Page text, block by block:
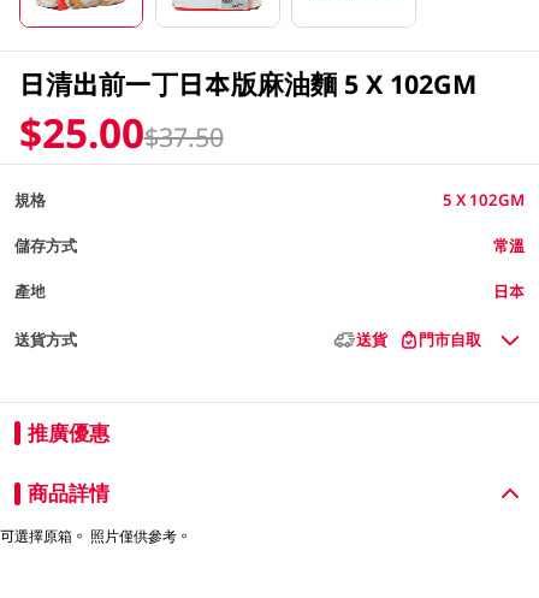
日清出前一丁日本版麻油麵 5 X 102GM
$25.00$37.50
規格 5 X 102GM
儲存方式 常溫
產地 日本
送貨方式 送貨 門市自取
推廣優惠
商品詳情
可選擇原箱。 照片僅供參考。